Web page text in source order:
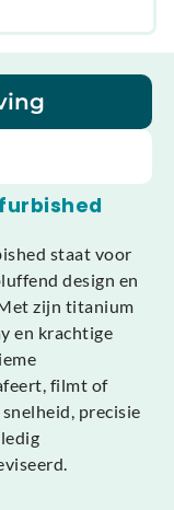
staat voor
design en
zijn titanium
en krachtige
filmt of
precisie